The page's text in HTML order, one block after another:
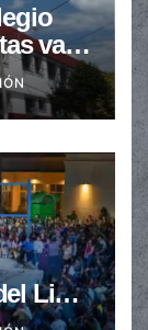
van
Libro